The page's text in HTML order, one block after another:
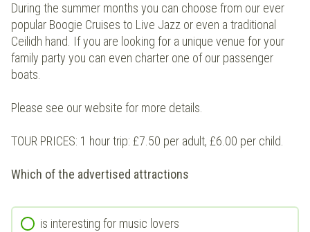
During the summer months you can choose from our ever
popular Boogie Cruises to Live Jazz or even a traditional
Ceilidh hand. If you are looking for a unique venue for your
family party you can even charter one of our passenger
boats.
Please see our website for more details.
TOUR PRICES: 1 hour trip: £7.50 per adult, £6.00 per child.
Which of the advertised attractions
is interesting for music lovers